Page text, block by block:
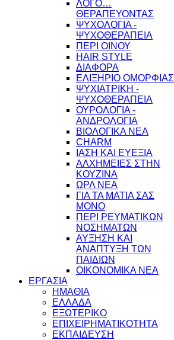
ΛΟΓΟ…
ΘΕΡΑΠΕΥΟΝΤΑΣ
ΨΥΧΟΛΟΓΙΑ -
ΨΥΧΟΘΕΡΑΠΕΙΑ
ΠΕΡΙ ΟΙΝΟΥ
HAIR STYLE
ΔΙΑΦΟΡΑ
ΕΛΙΞΗΡΙΟ ΟΜΟΡΦΙΑΣ
ΨΥΧΙΑΤΡΙΚΗ -
ΨΥΧΟΘΕΡΑΠΕΙΑ
ΟΥΡΟΛΟΓΙΑ -
ΑΝΔΡΟΛΟΓΙΑ
ΒΙΟΛΟΓΙΚΑ ΝΕΑ
CHARM
ΙΑΣΗ ΚΑΙ ΕΥΕΞΙΑ
ΑΛΧΗΜΕΙΕΣ ΣΤΗΝ
ΚΟΥΖΙΝΑ
ΩΡΛ ΝEA
ΓΙΑ ΤΑ ΜΑΤΙΑ ΣΑΣ
ΜΟΝΟ
ΠΕΡΙ ΡΕΥΜΑΤΙΚΩΝ
ΝΟΣΗΜΑΤΩΝ
ΑΥΞΗΣΗ ΚΑΙ
ΑΝΑΠΤΥΞΗ ΤΩΝ
ΠΑΙΔΙΩΝ
ΟΙΚΟΝΟΜΙΚΑ ΝΕΑ
ΕΡΓΑΣΙΑ
ΗΜΑΘΙΑ
ΕΛΛΑΔΑ
ΕΞΩΤΕΡΙΚΟ
ΕΠΙΧΕΙΡΗΜΑΤΙΚΟΤΗΤΑ
ΕΚΠΑΙΔΕΥΣΗ